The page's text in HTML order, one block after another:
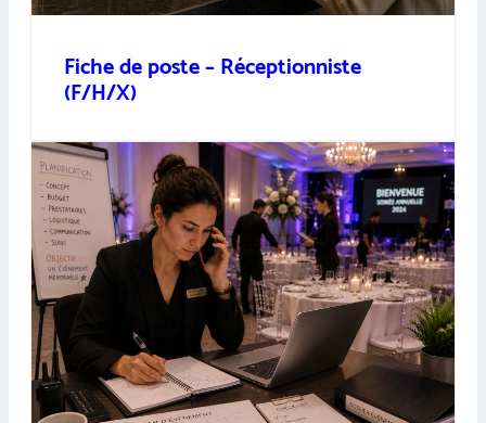
Fiche de poste – Réceptionniste
(F/H/X)